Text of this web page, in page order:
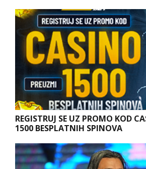
REGISTRUJ SE UZ PROMO KOD
1500 BESPLATNIH SPINOVA